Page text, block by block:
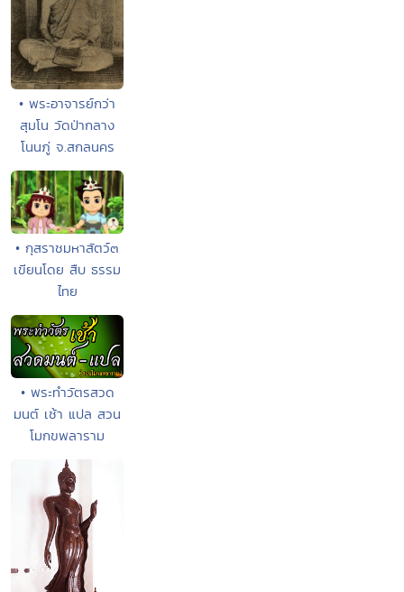
• พระอาจารย์กว่า
สุมโน วัดป่ากลาง
โนนภู่ จ.สกลนคร
• กุสราชมหาสัตว์๓
เขียนโดย สืบ ธรรม
ไทย
• พระทำวัตรสวด
มนต์ เช้า แปล สวน
โมกขพลาราม